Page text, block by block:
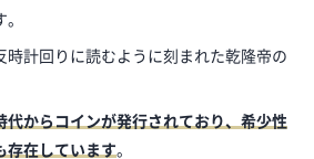
時計回りに読むように刻まれた乾隆帝の
代からコインが発行されており、希少性
存在しています。